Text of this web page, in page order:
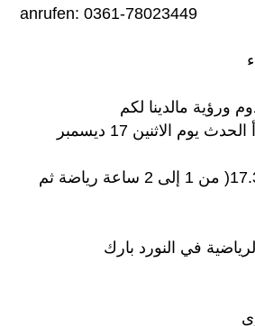
anrufen: 0361-78023449
ورؤية مالدينا لكم
يوم الاثنين 17 ديسمبر
الساعة 16 تقريبا 17.30( من 1 إلى 2 ساعة رياضة ثم
في النورد بارك